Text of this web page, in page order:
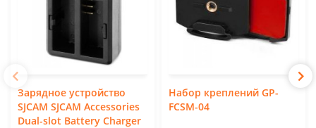
Зарядное устройство
SJCAM SJCAM Accessories
Dual-slot Battery Charger
Набор креплений GP-
FCSM-04